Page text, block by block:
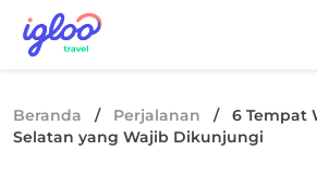
Skip to content
Igloo Blog
Beranda / Perjalanan /
6 Tempat
Selatan yang Wajib Dikunjungi